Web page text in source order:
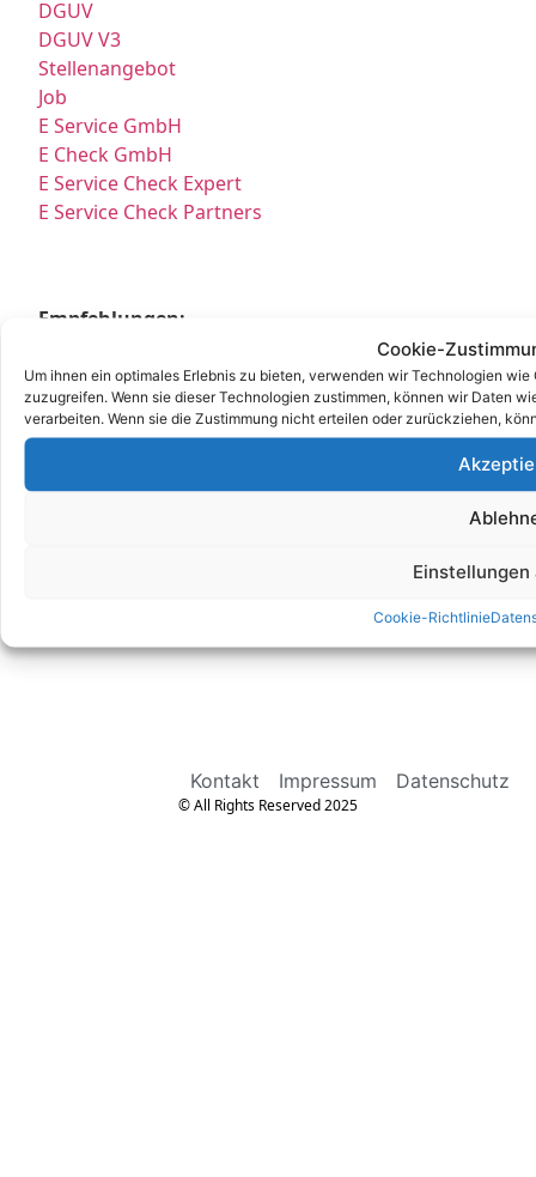
Cookie-
Um ihnen ein optimales Erlebnis zu bieten, verwenden wir Technologien
zuzugreifen. Wenn sie dieser Technologien zustimmen, können wir Daten
verarbeiten. Wenn sie die Zustimmung nicht erteilen oder zurückziehen,
Einstellungen
Cookie-Richtlinie
DGUV
DGUV V3
Stellenangebot
Job
E Service GmbH
E Check GmbH
E Service Check Expert
E Service Check Partners
Empfehlungen:
E Check Partner Expert
E-Check
Top Prüfservice Expert
Kontakt Impressum Datenschutz
© All Rights Reserved 2025